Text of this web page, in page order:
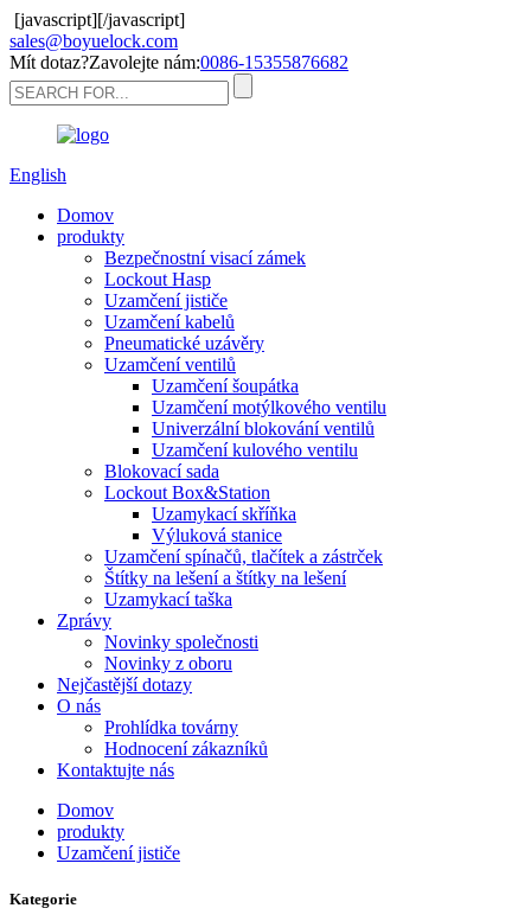
[javascript][/javascript]
sales@boyuelock.com
Mít dotaz?Zavolejte nám:0086-15355876682
English
Domov
produkty
Bezpečnostní visací zámek
Lockout Hasp
Uzamčení jističe
Uzamčení kabelů
Pneumatické uzávěry
Uzamčení ventilů
Uzamčení šoupátka
Uzamčení motýlkového ventilu
Univerzální blokování ventilů
Uzamčení kulového ventilu
Blokovací sada
Lockout Box&Station
Uzamykací skříňka
Výluková stanice
Uzamčení spínačů, tlačítek a zástrček
Štítky na lešení a štítky na lešení
Uzamykací taška
Zprávy
Novinky společnosti
Novinky z oboru
Nejčastější dotazy
O nás
Prohlídka továrny
Hodnocení zákazníků
Kontaktujte nás
Domov
produkty
Uzamčení jističe
Kategorie